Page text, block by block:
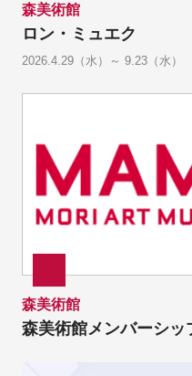
森美術館
ロン・ミュエク
2026.4.29（水）～ 9.23（水）
森美術館
森美術館メンバーシ